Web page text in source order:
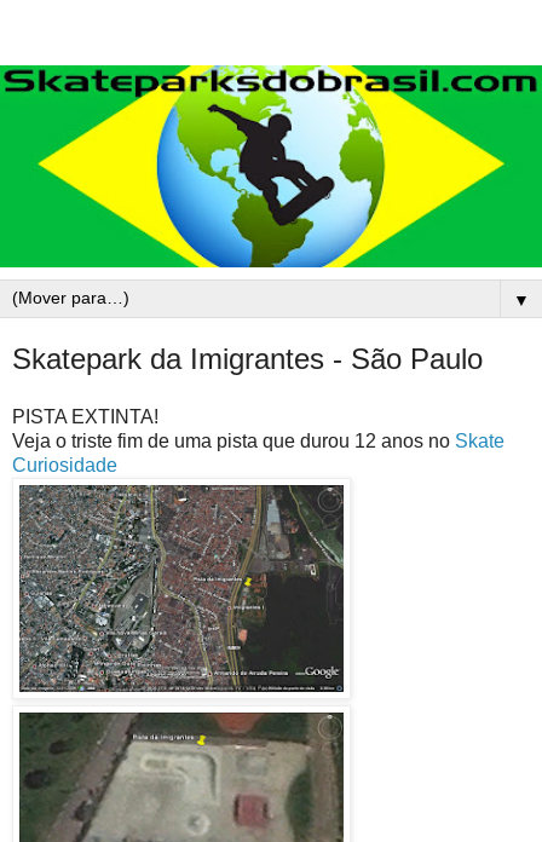
▼
Skatepark da Imigrantes - São Paulo
PISTA EXTINTA!
Veja o triste fim de uma pista que durou 12 anos no Skate
Curiosidade